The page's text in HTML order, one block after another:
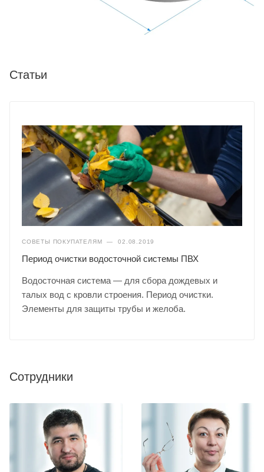
Статьи
СОВЕТЫ ПОКУПАТЕЛЯМ — 02.08.2019
Период очистки водосточной системы ПВХ
Водосточная система — для сбора дождевых и
талых вод с кровли строения. Период очистки.
Элементы для защиты трубы и желоба.
Сотрудники